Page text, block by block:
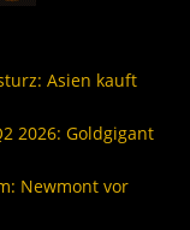
Asien kauft
2026: Goldgigant
Newmont vor